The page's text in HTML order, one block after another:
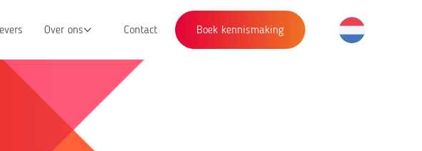
Over ons Contact Boek kennismaking